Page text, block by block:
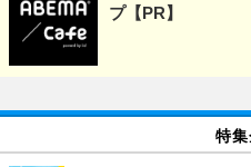
プ【PR】
特